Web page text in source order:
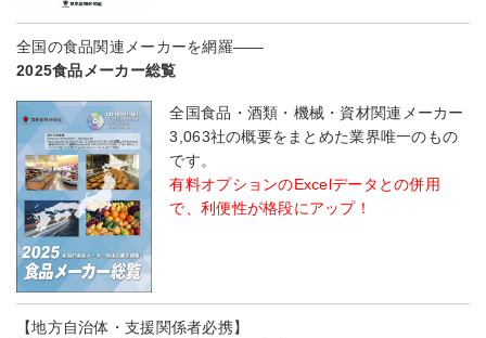
全国の食品関連メーカーを網羅――
2025食品メーカー総覧
全国食品・酒類・機械・資材関連メーカー
3,063社の概要をまとめた業界唯一のもの
です。
有料オプションのExcelデータとの併用
で、利便性が格段にアップ！
【地方自治体・支援関係者必携】